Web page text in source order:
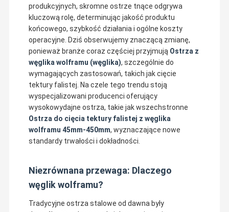
produkcyjnych, skromne ostrze tnące odgrywa
kluczową rolę, determinując jakość produktu
końcowego, szybkość działania i ogólne koszty
operacyjne. Dziś obserwujemy znaczącą zmianę,
ponieważ branże coraz częściej przyjmują Ostrza z
węglika wolframu (węglika), szczególnie do
wymagających zastosowań, takich jak cięcie
tektury falistej. Na czele tego trendu stoją
wyspecjalizowani producenci oferujący
wysokowydajne ostrza, takie jak wszechstronne
Ostrza do cięcia tektury falistej z węglika
wolframu 45mm-450mm, wyznaczające nowe
standardy trwałości i dokładności.
Niezrównana przewaga: Dlaczego
węglik wolframu?
Tradycyjne ostrza stalowe od dawna były